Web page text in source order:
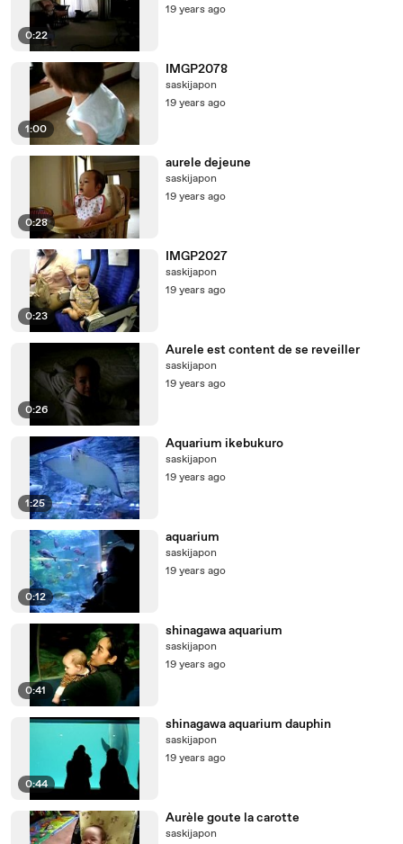
0:22
19 years ago
1:00
IMGP2078
saskijapon
19 years ago
0:28
aurele dejeune
saskijapon
19 years ago
0:23
IMGP2027
saskijapon
19 years ago
0:26
Aurele est content de se reveiller
saskijapon
19 years ago
1:25
Aquarium ikebukuro
saskijapon
19 years ago
0:12
aquarium
saskijapon
19 years ago
0:41
shinagawa aquarium
saskijapon
19 years ago
0:44
shinagawa aquarium dauphin
saskijapon
19 years ago
Aurèle goute la carotte
saskijapon